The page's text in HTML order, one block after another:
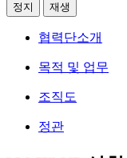
정지 재생
협력단소개
목적 및 업무
조직도
정관